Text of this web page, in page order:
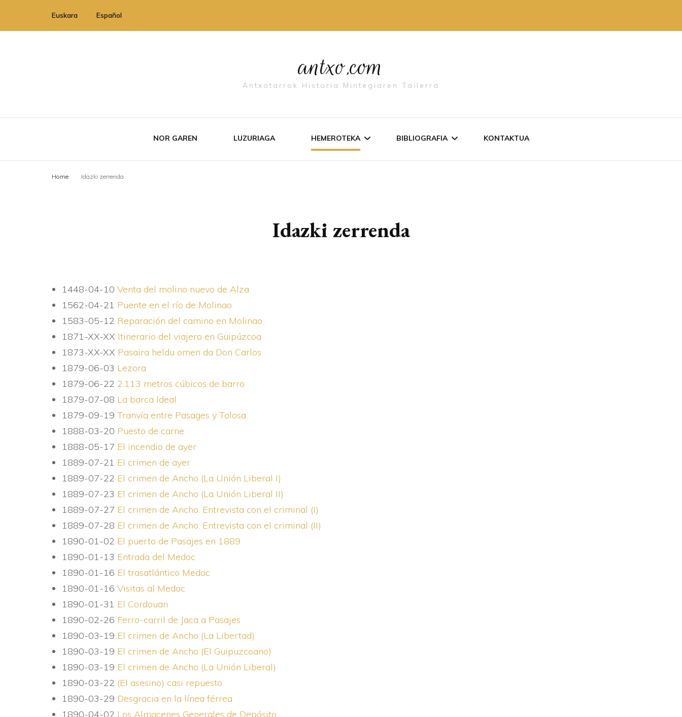
Euskara Español
antxo.com
Antxotarrok Historia Mintegiaren Tailerra
NOR GAREN LUZURIAGA HEMEROTEKA
ARTIKULUAK
BIBLIOGRAFIA KONTAKTUA
Home Idazki zerrenda
Idazki zerrenda
1448-04-10 Venta del molino nuevo de Alza
1562-04-21 Puente en el rí­o de Molinao
1583-05-12 Reparación del camino en Molinao
1871-XX-XX Itinerario del viajero en Guipúzcoa
1873-XX-XX Pasaira heldu omen da Don Carlos
1879-06-03 Lezora
1879-06-22 2.113 metros cúbicos de barro
1879-07-08 La barca Ideal
1879-09-19 Tranví­a entre Pasages y Tolosa
1888-03-20 Puesto de carne
1888-05-17 El incendio de ayer
1889-07-21 El crimen de ayer
1889-07-22 El crimen de Ancho (La Unión Liberal I)
1889-07-23 El crimen de Ancho (La Unión Liberal II)
1889-07-27 El crimen de Ancho: Entrevista con el criminal (I)
1889-07-28 El crimen de Ancho: Entrevista con el criminal (II)
1890-01-02 El puerto de Pasajes en 1889
1890-01-13 Entrada del Medoc
1890-01-16 El trasatlántico Medoc
1890-01-16 Visitas al Medoc
1890-01-31 El Cordouan
1890-02-26 Ferro-carril de Jaca a Pasajes
1890-03-19 El crimen de Ancho (La Libertad)
1890-03-19 El crimen de Ancho (El Guipuzcoano)
1890-03-19 El crimen de Ancho (La Unión Liberal)
1890-03-22 (El asesino) casi repuesto
1890-03-29 Desgracia en la lí­nea férrea
1890-04-02 Los Almacenes Generales de Depósito